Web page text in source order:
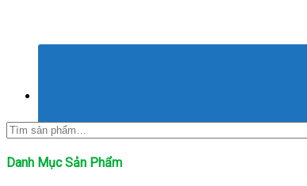
Tìm
kiếm:
Danh Mục Sản Phẩm